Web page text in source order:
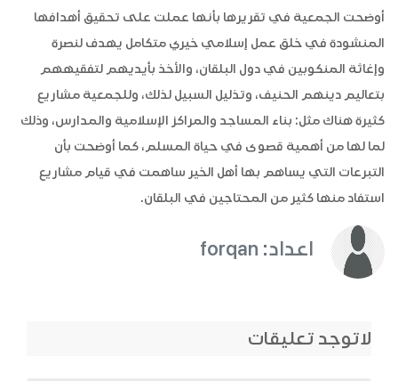
أوضحت الجمعية في تقريرها بأنها عملت على تحقيق أهدافها
المنشودة في خلق عمل إسلامي خيري متكامل يهدف لنصرة
وإغاثة المنكوبين في دول البلقان، والأخذ بأيديهم لتفقيههم
بتعاليم دينهم الحنيف، وتذليل السبيل لذلك، وللجمعية مشاريع
كثيرة هناك مثل: بناء المساجد والمراكز الإسلامية والمدارس، وذلك
لما لها من أهمية قصوى في حياة المسلم، كما أوضحت بأن
التبرعات التي يساهم بها أهل الخير ساهمت في قيام مشاريع
استفاد منها كثير من المحتاجين في البلقان.
اعداد: forqan
لاتوجد تعليقات